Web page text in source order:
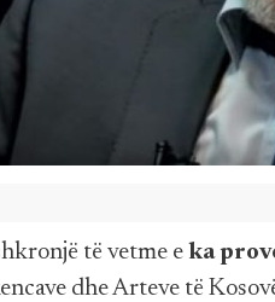
të vetme e ka
dhe Arteve të